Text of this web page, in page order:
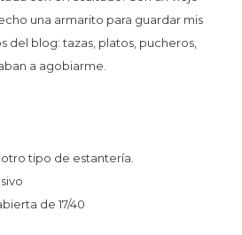
una armarito para guardar mis
del blog: tazas, platos, pucheros,
a agobiarme.
tipo de estantería.
de 17/40